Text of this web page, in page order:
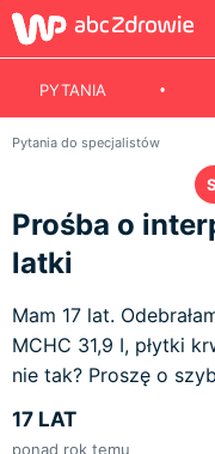
PYTANIA
Pytania do specjalistów
Prośba o
latki
Mam 17 lat.
MCHC 31,9 I, płytki
nie tak? Proszę o
17 LAT
ponad rok temu